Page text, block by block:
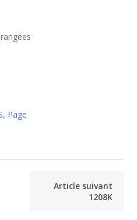
, Page
Article suivant
1208K